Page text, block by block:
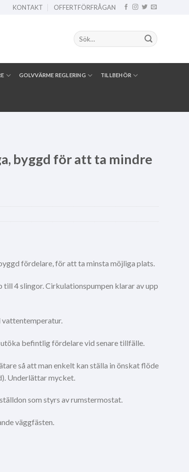
KONTAKT OFFERTFÖRFRÅGAN
Sök
efter:
GOLVVÄRME REGLERING TILLBEHÖR
byggd för att ta mindre
fördelare, för att ta minsta möjliga plats.
till 4 slingor. Cirkulationspumpen klarar av upp
vattentemperatur.
befintlig fördelare vid senare tillfälle.
så att man enkelt kan ställa in önskat flöde
Underlättar mycket.
som styrs av rumstermostat.
väggfästen.